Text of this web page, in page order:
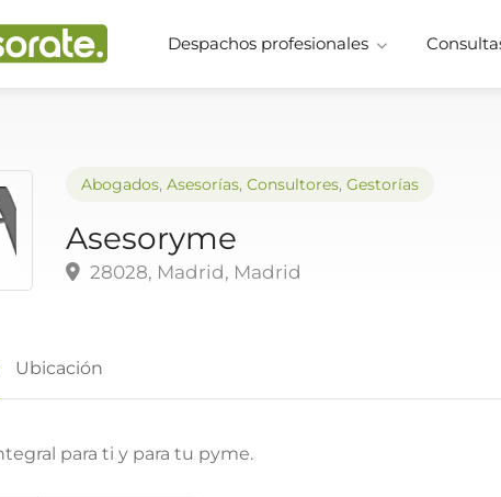
Despachos profesionales
Abogados, Asesorías, Consultores, Gestorías
Asesoryme
28028, Madrid, Madrid
Ubicación
para ti y para tu pyme.